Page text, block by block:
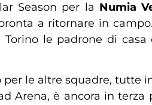
Season per la Numia
a ritornare in campo.
le padrone di casa
le altre squadre, tutte
Arena, è ancora in